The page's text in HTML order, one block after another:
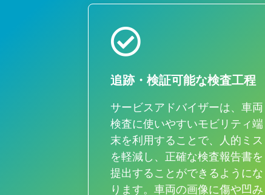
追跡・検証可能な検査工程
サービスアドバイザーは、車両
検査に使いやすいモビリティ端
末を利用することで、人的ミス
を軽減し、正確な検査報告書を
提出することができるようにな
ります。車両の画像に傷や凹み